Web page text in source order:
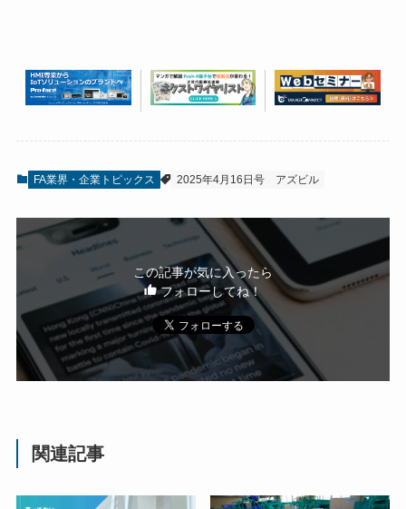
FA業界・企業トピックス 2025年4月16日号 アズビル
この記事が気に入ったら
フォローしてね！
関連記事